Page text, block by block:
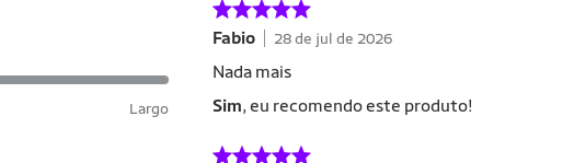
Largo
Fabio 28 de jul de 2026
Nada mais
Sim, eu recomendo este produto!